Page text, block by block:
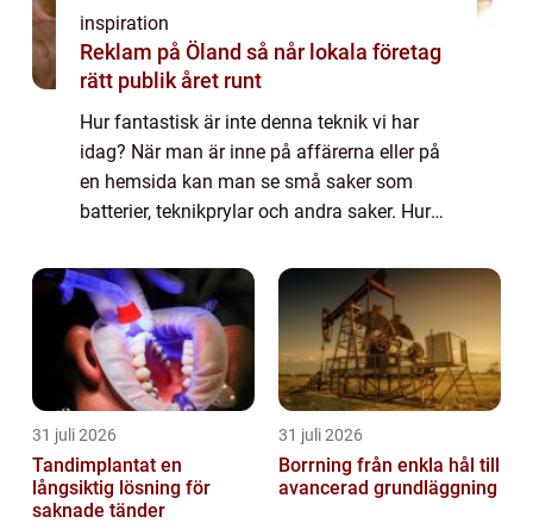
inspiration
Reklam på Öland så når lokala företag
rätt publik året runt
Hur fantastisk är inte denna teknik vi har
idag? När man är inne på affärerna eller på
en hemsida kan man se små saker som
batterier, teknikprylar och andra saker. Hur
Lasersvetsning. Den gör det möjligt att
tillve...
31 juli 2026
Tandimplantat en
långsiktig lösning för
saknade tänder
31 juli 2026
Borrning från enkla hål till
avancerad grundläggning